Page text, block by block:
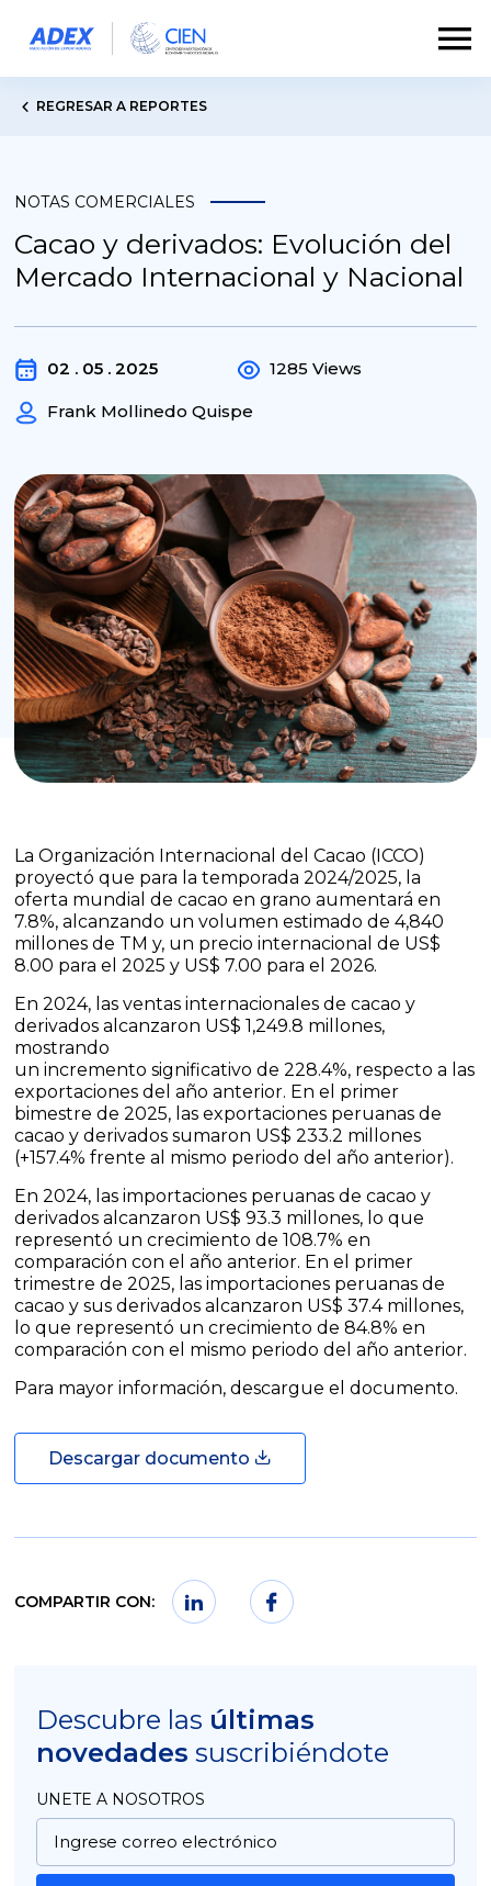
REGRESAR A REPORTES
NOTAS COMERCIALES
Cacao y derivados: Evolución del
Mercado Internacional y Nacional
02 . 05 . 2025
Frank Mollinedo Quispe
1285 Views
La Organización Internacional del Cacao (ICCO)
proyectó que para la temporada 2024/2025, la
oferta mundial de cacao en grano aumentará en
7.8%, alcanzando un volumen estimado de 4,840
millones de TM y, un precio internacional de US$
8.00 para el 2025 y US$ 7.00 para el 2026.
En 2024, las ventas internacionales de cacao y
derivados alcanzaron US$ 1,249.8 millones,
mostrando
un incremento significativo de 228.4%, respecto a las
exportaciones del año anterior. En el primer
bimestre de 2025, las exportaciones peruanas de
cacao y derivados sumaron US$ 233.2 millones
(+157.4% frente al mismo periodo del año anterior).
En 2024, las importaciones peruanas de cacao y
derivados alcanzaron US$ 93.3 millones, lo que
representó un crecimiento de 108.7% en
comparación con el año anterior. En el primer
trimestre de 2025, las importaciones peruanas de
cacao y sus derivados alcanzaron US$ 37.4 millones,
lo que representó un crecimiento de 84.8% en
comparación con el mismo periodo del año anterior.
Para mayor información, descargue el documento.
Descargar documento
COMPARTIR CON:
Descubre las últimas
novedades suscribiéndote
UNETE A NOSOTROS